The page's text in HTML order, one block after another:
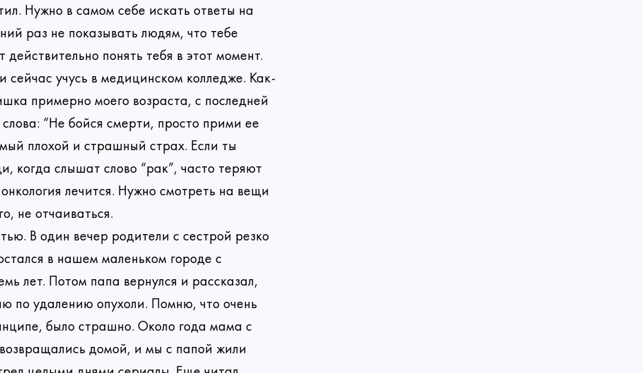
Нужно в самом себе искать ответы на
раз не показывать людям, что тебе
понять тебя в этот момент.
сейчас учусь в медицинском колледже. Как-
примерно моего возраста, с последней
“Не бойся смерти, просто прими ее
плохой и страшный страх. Если ты
когда слышат слово “рак”, часто теряют
лечится. Нужно смотреть на вещи
не отчаиваться.
В один вечер родители с сестрой резко
в нашем маленьком городе с
лет. Потом папа вернулся и рассказал,
по удалению опухоли. Помню, что очень
было страшно. Около года мама с
домой, и мы с папой жили